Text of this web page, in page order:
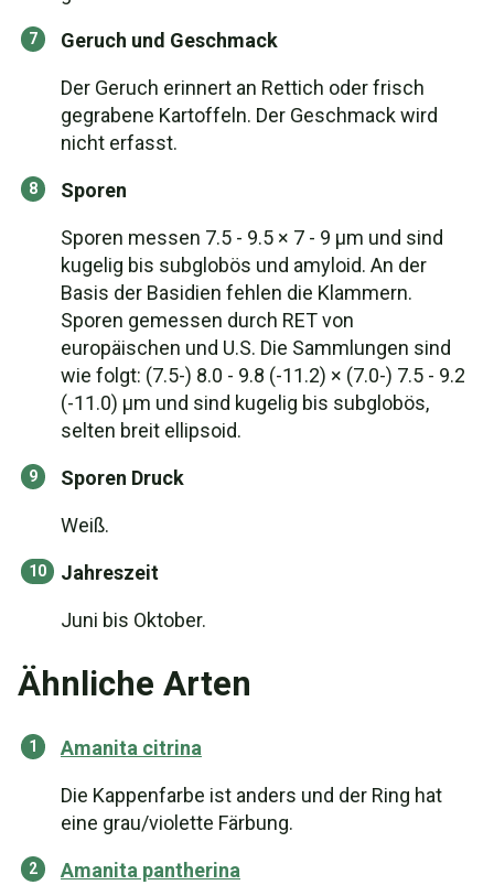
Geruch und Geschmack
Der Geruch erinnert an Rettich oder frisch
gegrabene Kartoffeln. Der Geschmack wird
nicht erfasst.
Sporen
Sporen messen 7.5 - 9.5 × 7 - 9 µm und sind
kugelig bis subglobös und amyloid. An der
Basis der Basidien fehlen die Klammern.
Sporen gemessen durch RET von
europäischen und U.S. Die Sammlungen sind
wie folgt: (7.5-) 8.0 - 9.8 (-11.2) × (7.0-) 7.5 - 9.2
(-11.0) µm und sind kugelig bis subglobös,
selten breit ellipsoid.
Sporen Druck
Weiß.
Jahreszeit
Juni bis Oktober.
Ähnliche Arten
Amanita citrina
Die Kappenfarbe ist anders und der Ring hat
eine grau/violette Färbung.
Amanita pantherina